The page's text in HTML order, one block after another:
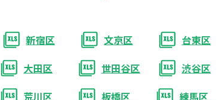
新宿区 文京区 台東区
大田区 世田谷区 渋谷区
荒川区 板橋区 練馬区